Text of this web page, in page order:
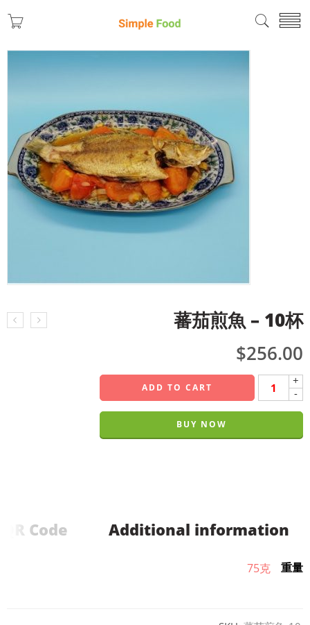
蕃茄煎魚 – 10杯
$256.00
+
-
ADD TO CART
BUY NOW
Additional information
QR Code
重量
75克